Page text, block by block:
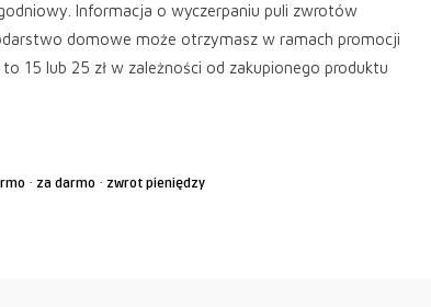
Informacja o wyczerpaniu puli zwrotów
domowe może otrzymasz w ramach promocji
15 lub 25 zł w zależności od zakupionego produktu
· za darmo · zwrot pieniędzy